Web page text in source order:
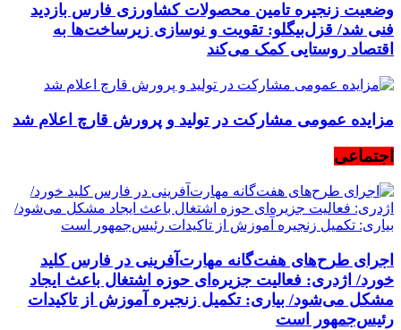
وضعیت زنجیره تامین محصولات کشاورزی فارس بازدید
فنی شد/ قزل‌بیگلو: تقویت و نوسازی زیرساخت‌ها به
اقتصاد روستایی کمک می‌کند
مزایده عمومی مشارکت در تولید و پرورش قارچ اعلام شد
اجتماعی
اجرای طرح‌های هفت‌گانه مهارت‌آفرینی در فارس کلید
خورد/ اژدری: فعالیت جزیره‌‌ای حوزه اشتغال باعث ایجاد
مشکل می‌شود/ بیاری: تکمیل زنجیره آموزش از تاکیدات
رئیس‌جمهور است